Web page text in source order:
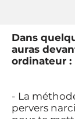
Dans
auras
ordinateur :
- La
pervers